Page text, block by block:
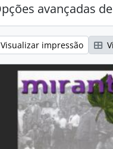
avançadas
Visualizar impressão